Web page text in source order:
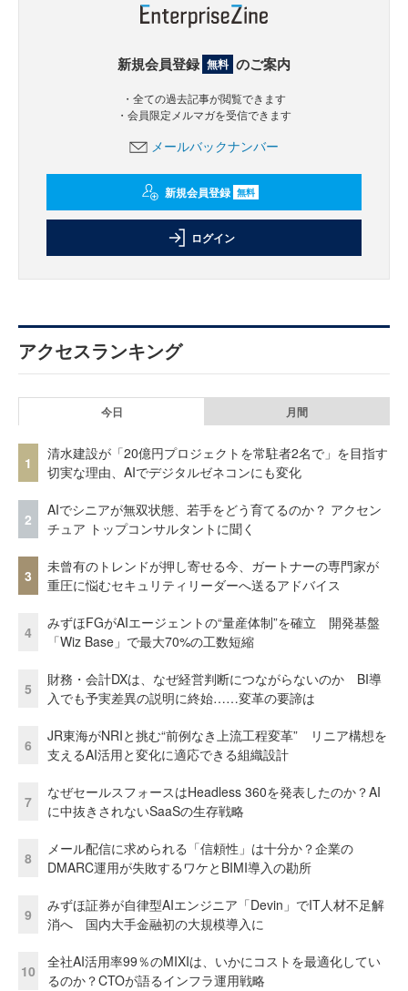
新規会員登録 無料 のご案内
・全ての過去記事が閲覧できます
・会員限定メルマガを受信できます
メールバックナンバー
新規会員登録 無料
ログイン
アクセスランキング
今日 月間
1
清水建設が「20億円プロジェクトを常駐者2名で」を目指す
切実な理由、AIでデジタルゼネコンにも変化
2
AIでシニアが無双状態、若手をどう育てるのか？ アクセン
チュア トップコンサルタントに聞く
3
未曾有のトレンドが押し寄せる今、ガートナーの専門家が
重圧に悩むセキュリティリーダーへ送るアドバイス
4
みずほFGがAIエージェントの“量産体制”を確立 開発基盤
「Wiz Base」で最大70%の工数短縮
5
財務・会計DXは、なぜ経営判断につながらないのか BI導
入でも予実差異の説明に終始……変革の要諦は
6
JR東海がNRIと挑む“前例なき上流工程変革” リニア構想を
支えるAI活用と変化に適応できる組織設計
7
なぜセールスフォースはHeadless 360を発表したのか？AI
に中抜きされないSaaSの生存戦略
8
メール配信に求められる「信頼性」は十分か？企業の
DMARC運用が失敗するワケとBIMI導入の勘所
9
みずほ証券が自律型AIエンジニア「Devin」でIT人材不足解
消へ 国内大手金融初の大規模導入に
10
全社AI活用率99％のMIXIは、いかにコストを最適化してい
るのか？CTOが語るインフラ運用戦略